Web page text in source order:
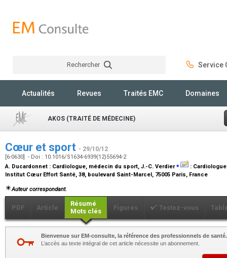
Rechercher Service
Actualités Revues Traités EMC Domaines
AKOS (TRAITÉ DE MÉDECINE)
Cœur et sport - 29/10/12
[6-0630] - Doi : 10.1016/S1634-6939(12)55694-2
A. Ducardonnet : Cardiologue, médecin du sport, J.-C. Verdier⁎ :
Institut Cœur Effort Santé, 38, boulevard Saint-Marcel, 75005 Paris, France
Auteur correspondant.
PDF Article
Résumé
Mots clés
Figures Testez-vous
Bienvenue sur EM-consulte, la référence des professionnels de santé.
L’accès au texte intégral de cet article nécessite un abonnement.